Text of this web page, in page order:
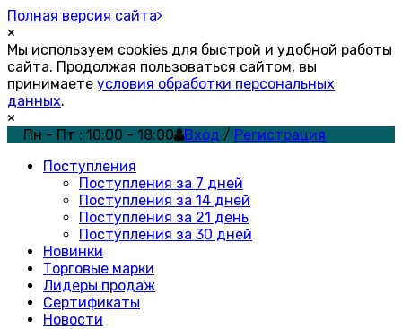
Полная версия сайта
×
Мы используем cookies для быстрой и удобной работы
сайта. Продолжая пользоваться сайтом, вы
принимаете условия обработки персональных
данных.
×
Пн - Пт : 10:00 - 18:00
Вход / Регистрация
Поступления
Поступления за 7 дней
Поступления за 14 дней
Поступления за 21 день
Поступления за 30 дней
Новинки
Торговые марки
Лидеры продаж
Сертификаты
Новости